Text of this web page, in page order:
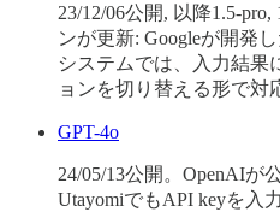
23/12/06公開, 以降1.5-
ンが更新: Googleが開発
システムでは、入力結果
ョンを切り替える形で対
GPT-4o
24/05/13公開。OpenAIが
UtayomiでもAPI keyを入